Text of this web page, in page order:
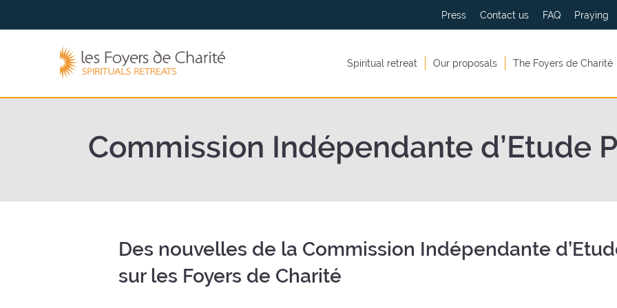
the
the
Press Contact us FAQ Praying
to
the
Spiritual retreat Our proposals The Foyers de Charité
Commission Indépendante d’Etude
Des nouvelles de la Commission Indépendante
sur les Foyers de Charité